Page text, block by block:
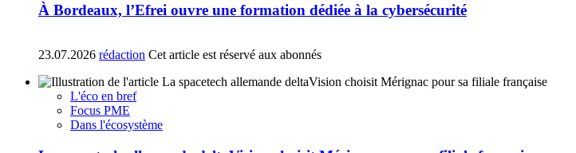
À Bordeaux, l’Efrei ouvre une formation dédiée à la cybersécurité
23.07.2026 rédaction Cet article est réservé aux abonnés
L'éco en bref
Focus PME
Dans l'écosystème